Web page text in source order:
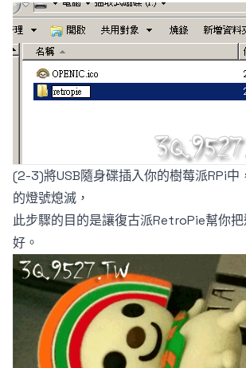
(2-3)將USB隨身碟插入你的樹莓派RPi中
的燈號熄滅，
此步驟的目的是讓復古派RetroPie幫你
好。